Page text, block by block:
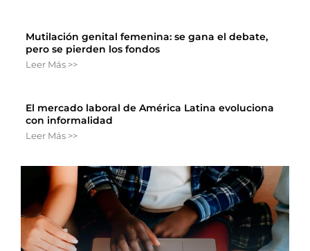
Mutilación genital femenina: se gana el debate,
pero se pierden los fondos
Leer Más >>
El mercado laboral de América Latina evoluciona
con informalidad
Leer Más >>